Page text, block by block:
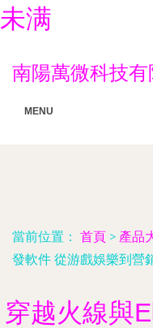
未满
南陽萬微科技有
MENU
當前位置： 首頁 > 產品
發軟件 從游戲娛樂到營
穿越火線與